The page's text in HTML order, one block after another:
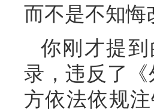
而不是不知悔
你刚才提
录，违反了
方依法依规